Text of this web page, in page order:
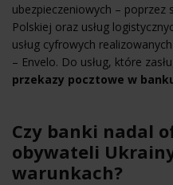
ubezpieczeniowych – poprzez
Polskiej oraz usług
usług cyfrowych
– Envelo. Do usług, które
przekazy pocztowe w
Czy banki nadal
obywateli
warunkach?